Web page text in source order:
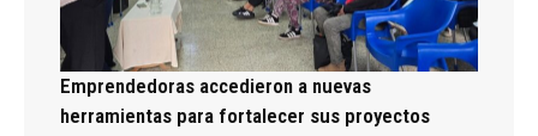
Emprendedoras accedieron a nuevas
herramientas para fortalecer sus proyectos